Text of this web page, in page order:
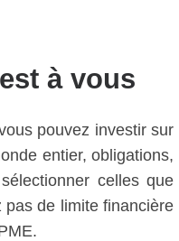
à vous
pouvez investir sur
entier, obligations,
celles que
pas de limite financière